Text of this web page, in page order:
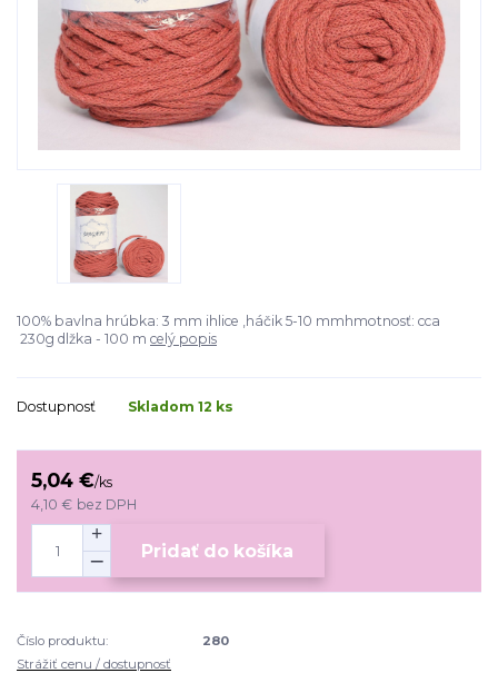
100% bavlna hrúbka: 3 mm ihlice ,háčik 5-10 mmhmotnosť: cca
230g dlžka - 100 m celý popis
Dostupnosť Skladom 12 ks
5,04 €/ks
4,10 € bez DPH
Pridať do košíka
Číslo produktu:
280
Strážiť cenu / dostupnosť